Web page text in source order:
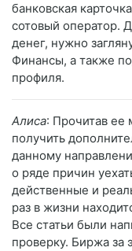
банковская
сотовый оператор.
денег, нужно
Финансы, а также
профиля.
Алиса: Прочитав ее
получить
данному
о ряде причин
действенные и
раз в жизни
Все статьи были
проверку. Биржа за